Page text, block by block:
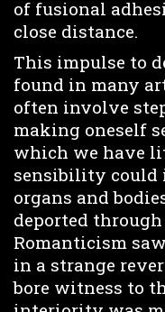
of fusional
close distance.
This impulse to
found in many
often involve
making oneself
which we have
sensibility could
organs and
deported
Romanticism
in a strange
bore witness to